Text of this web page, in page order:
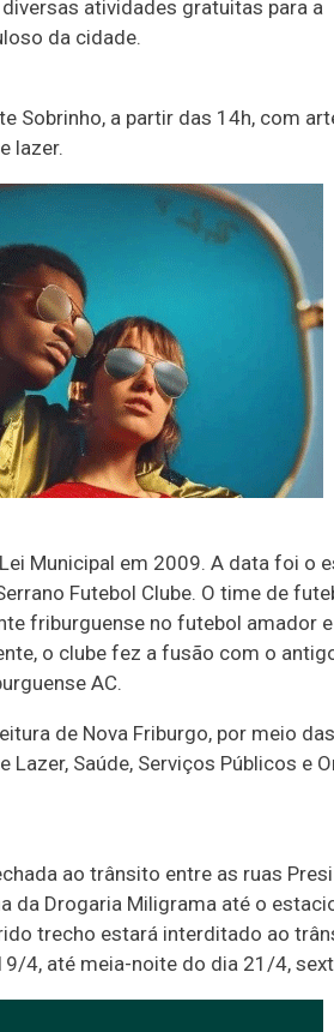
atividades gratuitas para a
da cidade.
Sobrinho, a partir das 14h, com
lazer.
Municipal em 2009. A data foi o
Futebol Clube. O time de
friburguense no futebol amador
o clube fez a fusão com o
AC.
de Nova Friburgo, por meio das
Lazer, Saúde, Serviços Públicos e
ao trânsito entre as ruas
da Drogaria Miligrama até o
trecho estará interditado ao
4, até meia-noite do dia 21/4,